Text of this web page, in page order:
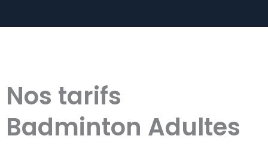
Nos tarifs
Badminton Adultes